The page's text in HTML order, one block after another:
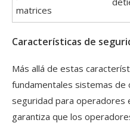
matrices
Características de
Más allá de estas
fundamentales sistemas de
seguridad para operadores
garantiza que los